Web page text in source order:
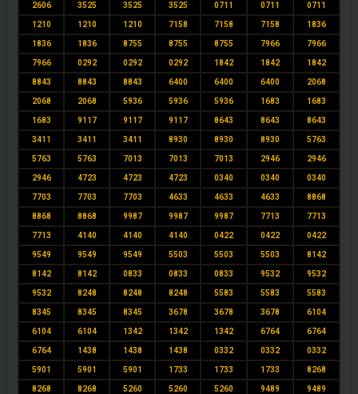
2606 3525 3525 3525 0711 0711 0711
1210 1210 1210 7158 7158 7158 1836
1836 1836 8755 8755 8755 7966 7966
7966 0292 0292 0292 1842 1842 1842
8843 8843 8843 6400 6400 6400 2068
2068 2068 5936 5936 5936 1683 1683
1683 9117 9117 9117 8643 8643 8643
3411 3411 3411 8930 8930 8930 5763
5763 5763 7013 7013 7013 2946 2946
2946 4723 4723 4723 0340 0340 0340
7703 7703 7703 4633 4633 4633 8868
8868 8868 9987 9987 9987 7713 7713
7713 4140 4140 4140 0422 0422 0422
9549 9549 9549 5503 5503 5503 8142
8142 8142 0833 0833 0833 9532 9532
9532 8248 8248 8248 5583 5583 5583
8345 8345 8345 3678 3678 3678 6104
6104 6104 1342 1342 1342 6764 6764
6764 1438 1438 1438 0332 0332 0332
5901 5901 5901 1733 1733 1733 8268
8268 8268 5260 5260 5260 9489 9489